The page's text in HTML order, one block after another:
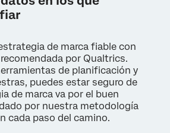
de marca fiable con
por Qualtrics.
de planificación y
puedes estar seguro de
de marca va por el buen
por nuestra metodología
cada paso del camino.